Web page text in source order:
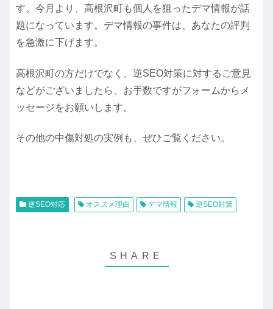
す。今月より、高根沢町も個人を狙ったデマ情報が話
題になっています。デマ情報の事件は、あなたの評判
を急激に下げます。
高根沢町の方だけでなく、逆SEO対策に対するご意見
などがございましたら、お手数ですがフォームからメ
ッセージをお願いします。
その他の中傷対処の実例も、ぜひご覧ください。
逆SEO対応 オススメ理由 デマ情報 逆SEO対策